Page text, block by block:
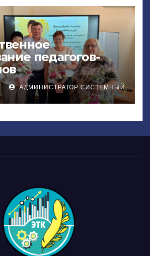
педагогов-
АДМИНИСТРАТОР СИСТЕМНЫЙ